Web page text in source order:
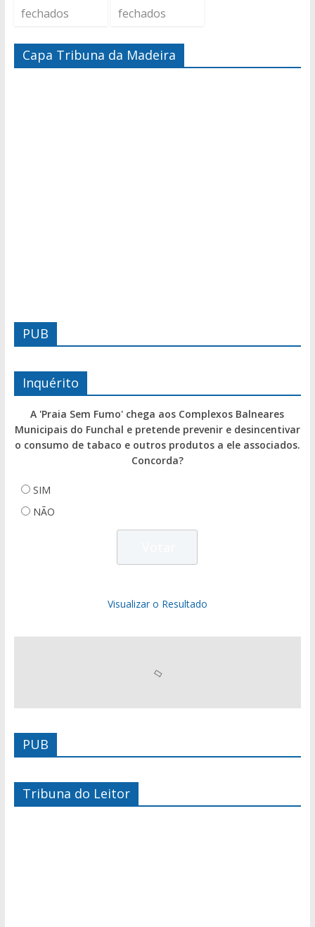
fechados
fechados
Capa Tribuna da Madeira
PUB
Inquérito
A 'Praia Sem Fumo' chega aos Complexos Balneares
Municipais do Funchal e pretende prevenir e desincentivar
o consumo de tabaco e outros produtos a ele associados.
Concorda?
SIM
NÃO
Visualizar o Resultado
PUB
Tribuna do Leitor